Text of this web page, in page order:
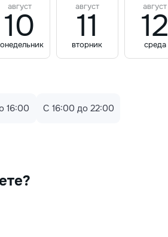
август
10
август
11
вторник
август
12
среда
16:00 C 16:00 до 22:00